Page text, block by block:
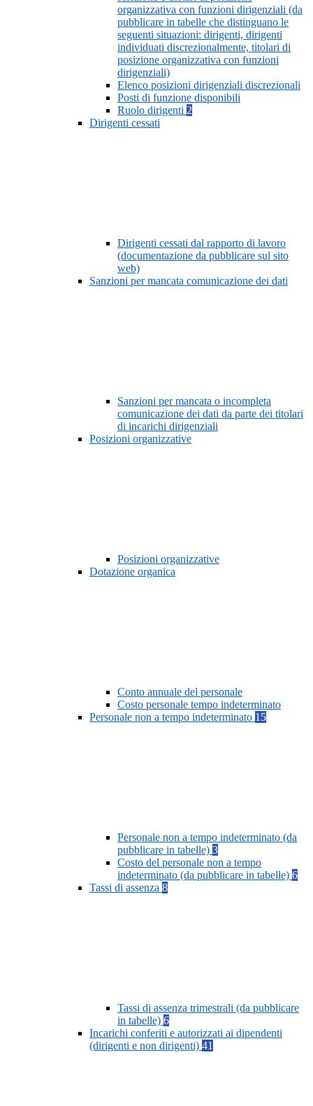
organizzativa con funzioni dirigenziali (da
pubblicare in tabelle che distinguano le
seguenti situazioni: dirigenti, dirigenti
individuati discrezionalmente, titolari di
posizione organizzativa con funzioni
dirigenziali)
Elenco posizioni dirigenziali discrezionali
Posti di funzione disponibili
Ruolo dirigenti 2
Dirigenti cessati
Dirigenti cessati dal rapporto di lavoro
(documentazione da pubblicare sul sito
web)
Sanzioni per mancata comunicazione dei dati
Sanzioni per mancata o incompleta
comunicazione dei dati da parte dei titolari
di incarichi dirigenziali
Posizioni organizzative
Posizioni organizzative
Dotazione organica
Conto annuale del personale
Costo personale tempo indeterminato
Personale non a tempo indeterminato 15
Personale non a tempo indeterminato (da
pubblicare in tabelle) 3
Costo del personale non a tempo
indeterminato (da pubblicare in tabelle) 6
Tassi di assenza 8
Tassi di assenza trimestrali (da pubblicare
in tabelle) 6
Incarichi conferiti e autorizzati ai dipendenti
(dirigenti e non dirigenti) 41